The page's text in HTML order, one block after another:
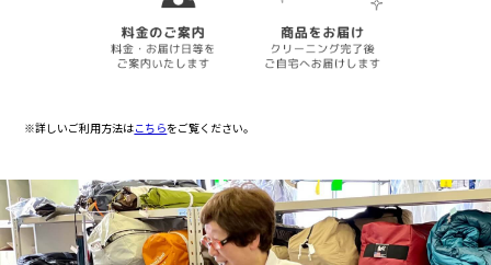
※詳しいご利用方法はこちらをご覧ください。